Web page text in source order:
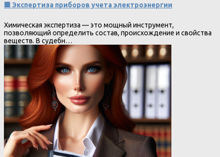
🟩 Экспертиза приборов учета электроэнергии
Химическая экспертиза — это мощный инструмент,
позволяющий определить состав, происхождение и свойства
веществ. В судебн…